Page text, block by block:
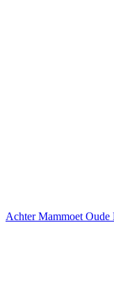
Achter Mammoet Oude